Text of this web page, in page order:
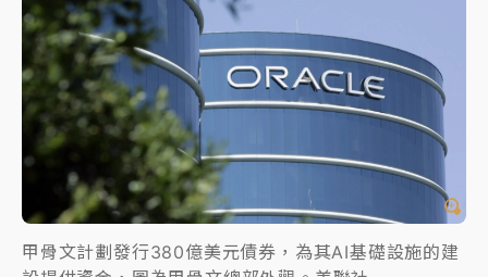
甲骨文計劃發行380億美元債券，為其AI基礎設施的建